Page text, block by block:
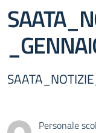
Personale